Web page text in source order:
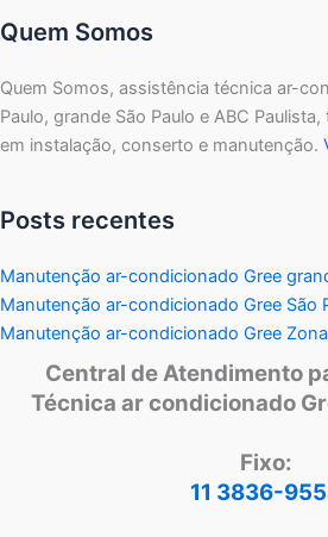
Quem Somos
Quem Somos, assistência técnica ar-
Paulo, grande São Paulo e ABC
em instalação, conserto e manutenção.
Posts recentes
Manutenção ar-condicionado Gree
Manutenção ar-condicionado Gree São
Manutenção ar-condicionado Gree
Central de Atendimento
Técnica ar condicionado
Fixo:
11 3836-